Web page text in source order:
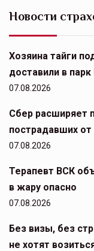
Новости
Хозяина тайги
доставили в
07.08.2026
Сбер расширяет
пострадавших
07.08.2026
Терапевт ВСК
в жару опасно
07.08.2026
Без визы, без
не хотят